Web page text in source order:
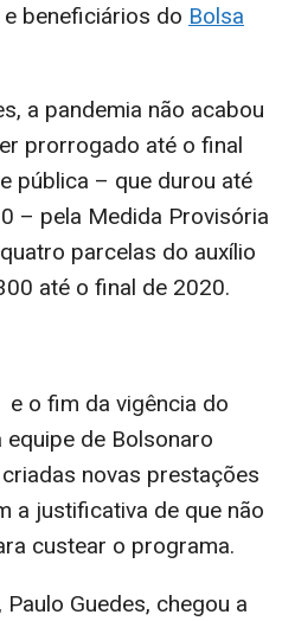
beneficiários do Bolsa
a pandemia não acabou
prorrogado até o final
pública – que durou até
– pela Medida Provisória
parcelas do auxílio
até o final de 2020.
e o fim da vigência do
de Bolsonaro
novas prestações
a justificativa de que não
custear o programa.
Guedes, chegou a